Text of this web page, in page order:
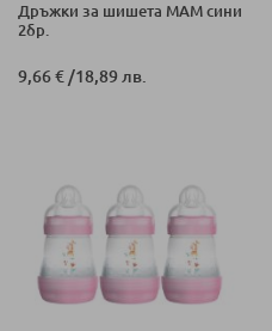
Дръжки за шишета MAM сини
2бр.
9,66 € /18,89 лв.